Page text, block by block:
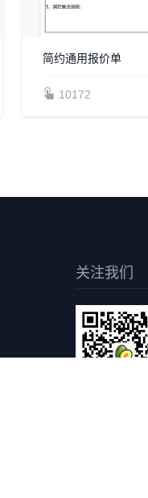
简约通用报价单
10172
关注我们